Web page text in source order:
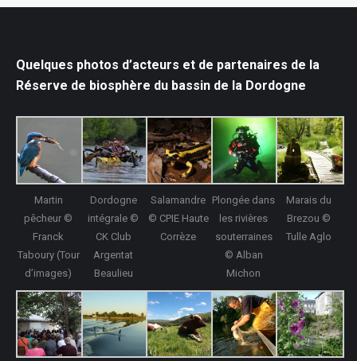
Quelques photos d’acteurs et de partenaires de la
Réserve de biosphère du bassin de la Dordogne
Martin
pêcheur ©
Franck
Taboury (Tour
d’images)
Dordogne
intégrale ©
CK Club
Argentat
Beaulieu
Salamandre
© CPIE Haute
Corrèze
Plongée dans
les rivières
souterraines
© Alban
Michon
Marais du
Brezou ©
Tulle Aglo